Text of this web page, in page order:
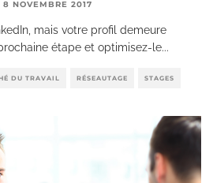
8 NOVEMBRE 2017
mais votre profil demeure
étape et optimisez-le...
DU TRAVAIL RÉSEAUTAGE STAGES